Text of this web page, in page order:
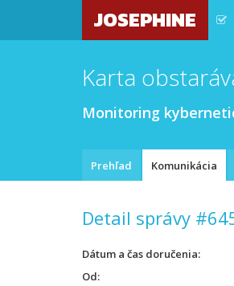
JOSEPHINE
Karta
Monitoring
Prehľad Komunikácia
Detail správy
Dátum a čas doručenia
Od